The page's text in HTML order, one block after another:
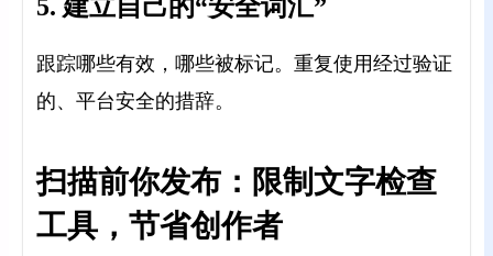
5. 建立自己的“安全词汇”
跟踪哪些有效，哪些被标记。重复使用经过验证
的、平台安全的措辞。
扫描前你发布：限制文字检查
工具，节省创作者